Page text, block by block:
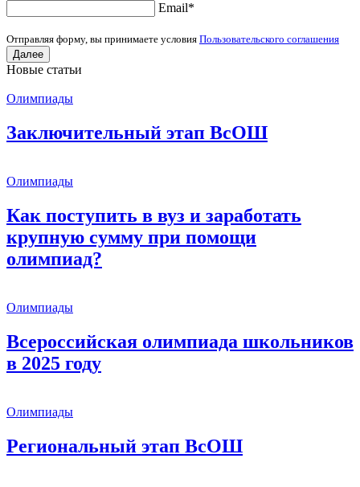
Еmail*
Отправляя форму, вы принимаете условия Пользовательского соглашения
Далее
Новые статьи
Олимпиады
Заключительный этап ВсОШ
Олимпиады
Как поступить в вуз и заработать
крупную сумму при помощи
олимпиад?
Олимпиады
Всероссийская олимпиада школьников
в 2025 году
Олимпиады
Региональный этап ВсОШ